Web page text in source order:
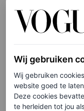
Dat we het hier
rechten die we altijd
Feminist March in
deelnemers trok,
weer terug in de tijd
Wij gebruiken
Wij gebruiken
website goed te
Deze cookies
te herleiden tot jou